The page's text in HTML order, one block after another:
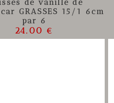
de vanille de
GRASSES 15/1 6cm
par 6
24.00 €